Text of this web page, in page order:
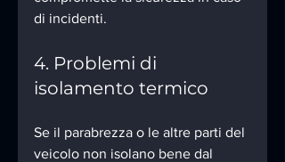
di incidenti.
4. Problemi di
isolamento termico
Se il parabrezza o le altre parti del
veicolo non isolano bene dal